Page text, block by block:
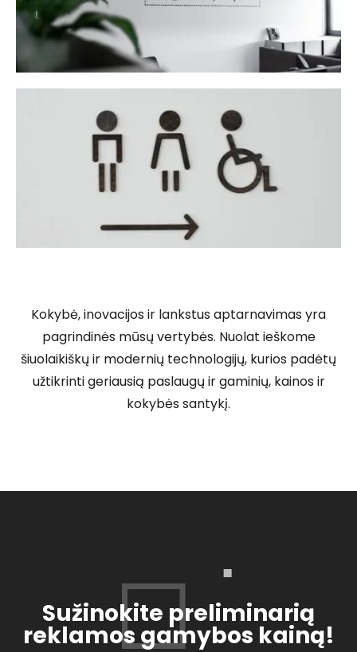
Kokybė, inovacijos ir lankstus aptarnavimas yra
pagrindinės mūsų vertybės. Nuolat ieškome
šiuolaikiškų ir modernių technologijų, kurios padėtų
užtikrinti geriausią paslaugų ir gaminių, kainos ir
kokybės santykį.
Sužinokite preliminarią
reklamos gamybos kainą!